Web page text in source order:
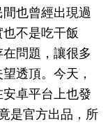
也曾經出現過
不是吃干飯
問題，讓很多
透頂。今天，
卓平台上也發
是官方出品，所